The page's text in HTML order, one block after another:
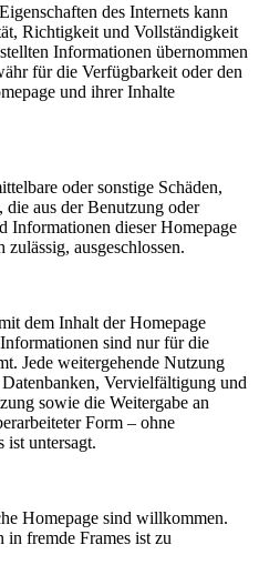
des Internets kann
Richtigkeit und Vollständigkeit
Informationen übernommen
für die Verfügbarkeit oder den
und ihrer Inhalte
oder sonstige Schäden,
aus der Benutzung oder
Informationen dieser Homepage
ausgeschlossen.
dem Inhalt der Homepage
sind nur für die
Jede weitergehende Nutzung
Vervielfältigung und
sowie die Weitergabe an
Form – ohne
ist untersagt.
Homepage sind willkommen.
in fremde Frames ist zu